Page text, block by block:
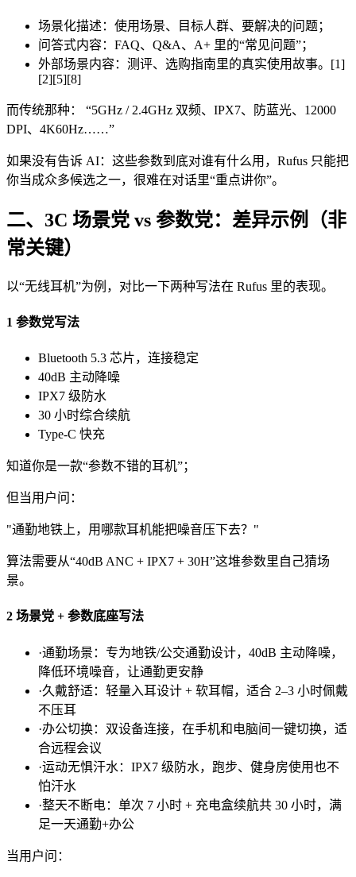
场景化描述：使用场景、目标人群、要解决的问题；
问答式内容：FAQ、Q&A、A+ 里的“常见问题”；
外部场景内容：测评、选购指南里的真实使用故事。[1]
[2][5][8]
而传统那种： “5GHz / 2.4GHz 双频、IPX7、防蓝光、12000
DPI、4K60Hz……”
如果没有告诉 AI：这些参数到底对谁有什么用，Rufus 只能把
你当成众多候选之一，很难在对话里“重点讲你”。
二、3C 场景党 vs 参数党：差异示例（非
常关键）
以“无线耳机”为例，对比一下两种写法在 Rufus 里的表现。
1 参数党写法
Bluetooth 5.3 芯片，连接稳定
40dB 主动降噪
IPX7 级防水
30 小时综合续航
Type‑C 快充
知道你是一款“参数不错的耳机”；
但当用户问：
"通勤地铁上，用哪款耳机能把噪音压下去？"
算法需要从“40dB ANC + IPX7 + 30H”这堆参数里自己猜场
景。
2 场景党 + 参数底座写法
·通勤场景：专为地铁/公交通勤设计，40dB 主动降噪，
降低环境噪音，让通勤更安静
·久戴舒适：轻量入耳设计 + 软耳帽，适合 2–3 小时佩戴
不压耳
·办公切换：双设备连接，在手机和电脑间一键切换，适
合远程会议
·运动无惧汗水：IPX7 级防水，跑步、健身房使用也不
怕汗水
·整天不断电：单次 7 小时 + 充电盒续航共 30 小时，满
足一天通勤+办公
当用户问：